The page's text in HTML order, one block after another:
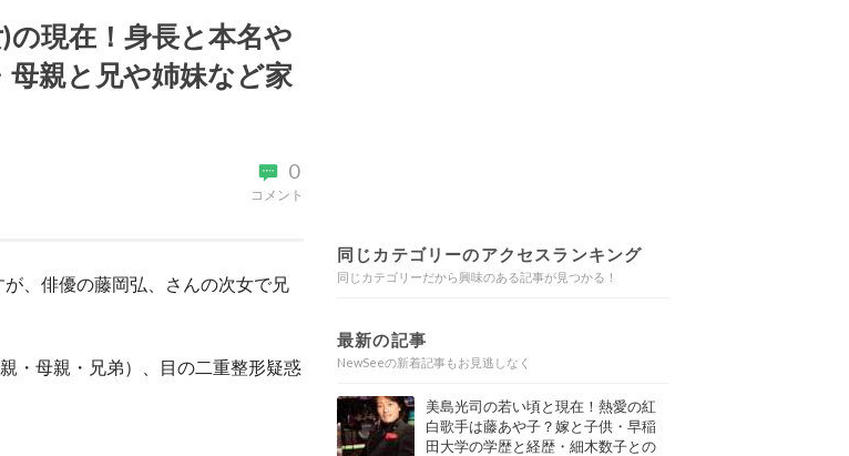
の現在！身長と本名や
母親と兄や姉妹など家
0
コメント
、俳優の藤岡弘、さんの次女で兄
・母親・兄弟）、目の二重整形疑惑
同じカテゴリーのアクセスランキング
同じカテゴリーだから興味のある記事が見つかる！
最新の記事
NewSeeの新着記事もお見逃しなく
美島光司の若い頃と現在！熱愛の紅
白歌手は藤あや子？嫁と子供・早稲
田大学の学歴と経歴・細木数子との